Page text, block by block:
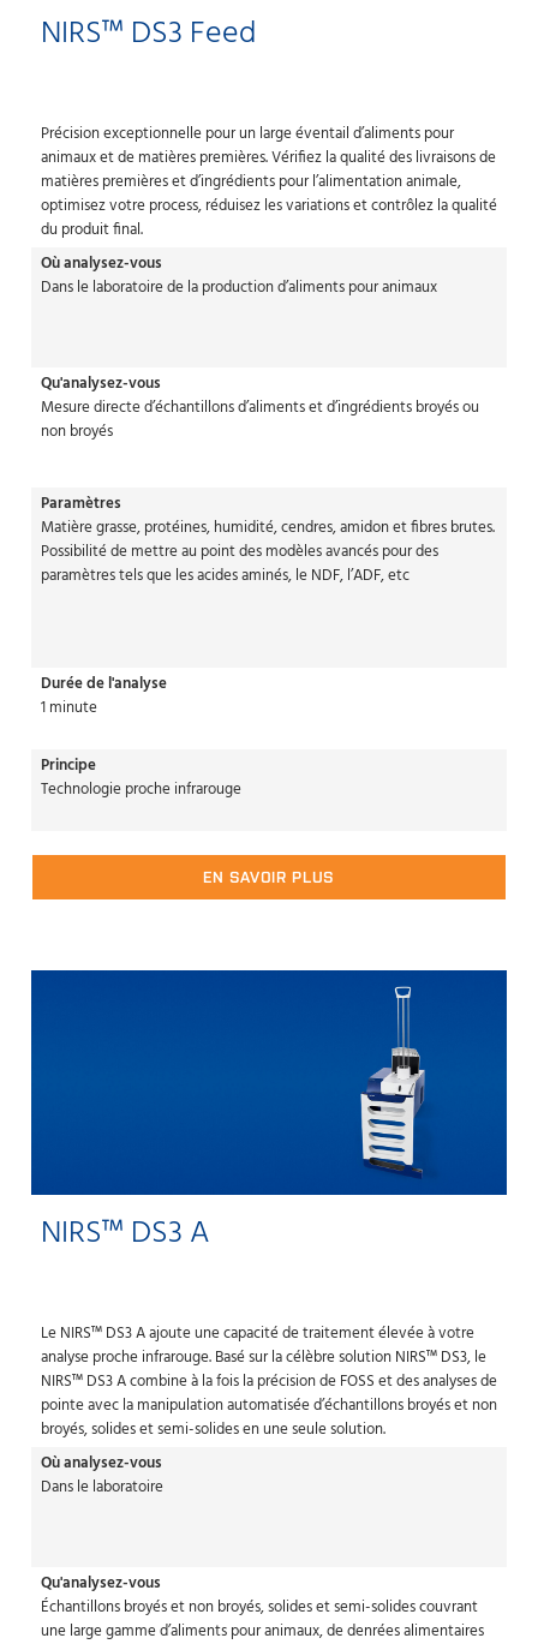
NIRS™ DS3 Feed
Précision exceptionnelle pour un large éventail d’aliments pour
animaux et de matières premières. Vérifiez la qualité des livraisons de
matières premières et d’ingrédients pour l’alimentation animale,
optimisez votre process, réduisez les variations et contrôlez la qualité
du produit final.
Où analysez-vous
Dans le laboratoire de la production d’aliments pour animaux
Qu'analysez-vous
Mesure directe d’échantillons d’aliments et d’ingrédients broyés ou
non broyés
Paramètres
Matière grasse, protéines, humidité, cendres, amidon et fibres brutes.
Possibilité de mettre au point des modèles avancés pour des
paramètres tels que les acides aminés, le NDF, l’ADF, etc
Durée de l'analyse
1 minute
Principe
Technologie proche infrarouge
EN SAVOIR PLUS
NIRS™ DS3 A
Le NIRS™ DS3 A ajoute une capacité de traitement élevée à votre
analyse proche infrarouge. Basé sur la célèbre solution NIRS™ DS3, le
NIRS™ DS3 A combine à la fois la précision de FOSS et des analyses de
pointe avec la manipulation automatisée d’échantillons broyés et non
broyés, solides et semi-solides en une seule solution.
Où analysez-vous
Dans le laboratoire
Qu'analysez-vous
Échantillons broyés et non broyés, solides et semi-solides couvrant
une large gamme d’aliments pour animaux, de denrées alimentaires